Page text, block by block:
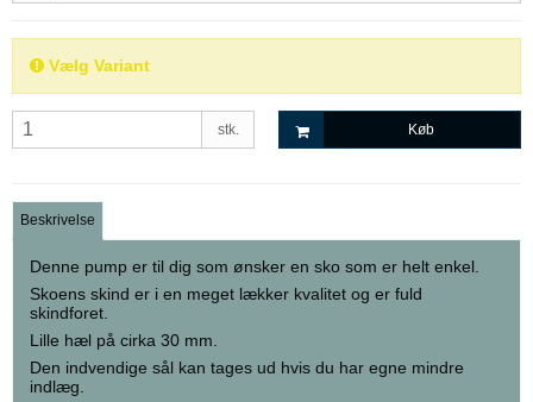
Vælg Variant
stk. Køb
Beskrivelse
Denne pump er til dig som ønsker en sko som er helt enkel.
Skoens skind er i en meget lækker kvalitet og er fuld
skindforet.
Lille hæl på cirka 30 mm.
Den indvendige sål kan tages ud hvis du har egne mindre
indlæg.